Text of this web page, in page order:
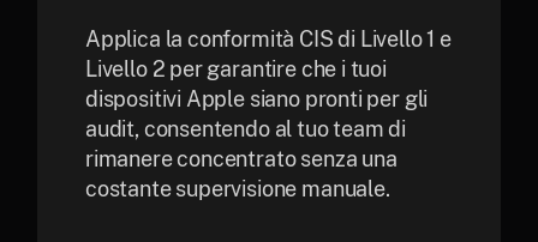
Applica la conformità CIS di Livello 1 e
Livello 2 per garantire che i tuoi
dispositivi Apple siano pronti per gli
audit, consentendo al tuo team di
rimanere concentrato senza una
costante supervisione manuale.